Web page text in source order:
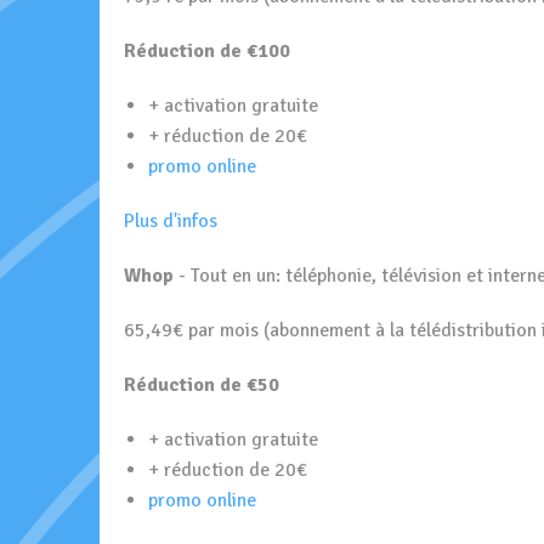
Réduction de €100
+ activation gratuite
+ réduction de 20€
promo online
Plus d'infos
Whop - Tout en un: téléphonie, télévision et
65,49€ par mois (abonnement à la télédistribution
Réduction de €50
+ activation gratuite
+ réduction de 20€
promo online